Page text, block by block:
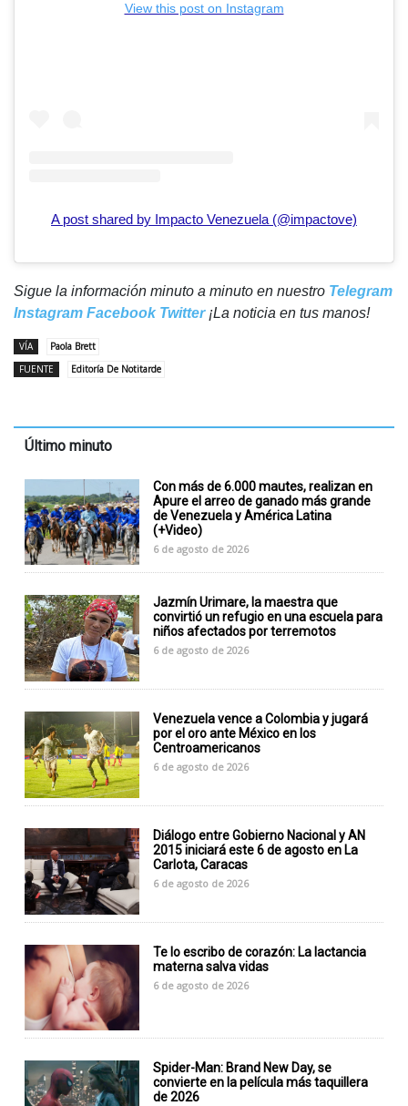
View this post on Instagram
A post shared by Impacto Venezuela (@impactove)
Sigue la información minuto a minuto en nuestro Telegram
Instagram Facebook Twitter¡La noticia en tus manos!
VÍA
Paola Brett
FUENTE
Editoría De Notitarde
Último minuto
Con más de 6.000 mautes, realizan en
Apure el arreo de ganado más grande
de Venezuela y América Latina
(+Video)
6 de agosto de 2026
Jazmín Urimare, la maestra que
convirtió un refugio en una escuela para
niños afectados por terremotos
6 de agosto de 2026
Venezuela vence a Colombia y jugará
por el oro ante México en los
Centroamericanos
6 de agosto de 2026
Diálogo entre Gobierno Nacional y AN
2015 iniciará este 6 de agosto en La
Carlota, Caracas
6 de agosto de 2026
Te lo escribo de corazón: La lactancia
materna salva vidas
6 de agosto de 2026
Spider-Man: Brand New Day, se
convierte en la película más taquillera
de 2026